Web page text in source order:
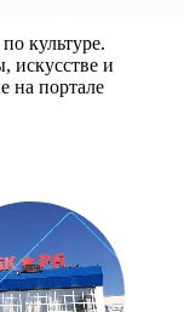
культуре.
искусстве и
на портале